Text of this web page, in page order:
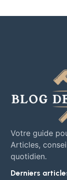
Votre guide
Articles,
quotidien.
Derniers